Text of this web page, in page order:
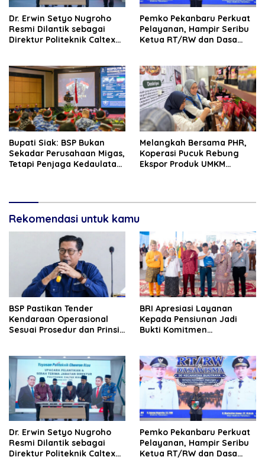
‎Dr. Erwin Setyo Nugroho
Resmi Dilantik sebagai
Direktur Politeknik Caltex
Pemko Pekanbaru Perkuat
Pelayanan, Hampir Seribu
Ketua RT/RW dan Dasa
Bupati Siak: BSP Bukan
Sekadar Perusahaan Migas,
Tetapi Penjaga Kedaulatan
Melangkah Bersama PHR,
Koperasi Pucuk Rebung
Ekspor Produk UMKM
Rekomendasi untuk kamu
BSP Pastikan Tender
Kendaraan Operasional
Sesuai Prosedur dan Prinsip
BRI Apresiasi Layanan
Kepada Pensiunan Jadi
Bukti Komitmen
‎Dr. Erwin Setyo Nugroho
Resmi Dilantik sebagai
Direktur Politeknik Caltex
Pemko Pekanbaru Perkuat
Pelayanan, Hampir Seribu
Ketua RT/RW dan Dasa